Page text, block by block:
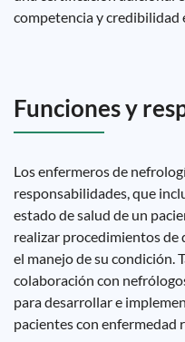
competencia y credibilidad
Funciones y
Los enfermeros de
responsabilidades, que
estado de salud de un
realizar procedimientos de
el manejo de su condición.
colaboración con
para desarrollar e
pacientes con enfermedad